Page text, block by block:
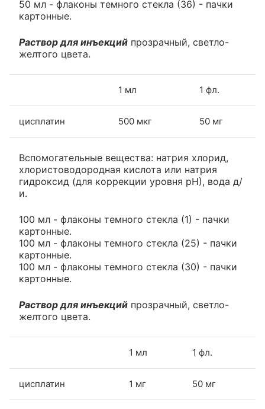
50 мл - флаконы темного стекла (36) - пачки
картонные.
Раствор для инъекций прозрачный, светло-
желтого цвета.
1 мл 1 фл.
цисплатин 500 мкг 50 мг
Вспомогательные вещества: натрия хлорид,
хлористоводородная кислота или натрия
гидроксид (для коррекции уровня рН), вода д/
и.
100 мл - флаконы темного стекла (1) - пачки
картонные.
100 мл - флаконы темного стекла (25) - пачки
картонные.
100 мл - флаконы темного стекла (30) - пачки
картонные.
Раствор для инъекций прозрачный, светло-
желтого цвета.
1 мл 1 фл.
цисплатин 1 мг 50 мг